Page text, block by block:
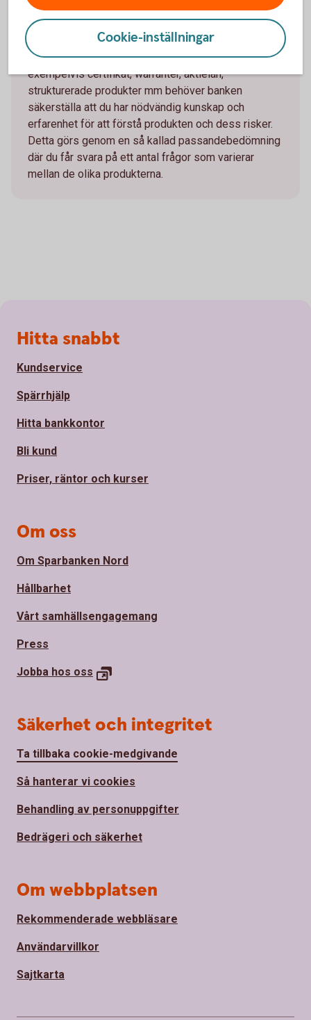
Passandebedömning
Vill du köpa komplicerade produkter som
exempelvis certifikat, warranter, aktielån,
strukturerade produkter mm behöver banken
säkerställa att du har nödvändig kunskap och
erfarenhet för att förstå produkten och dess risker.
Detta görs genom en så kallad passandebedömning
där du får svara på ett antal frågor som varierar
mellan de olika produkterna.
Cookie-inställningar
Sidfot
Hitta snabbt
Kundservice
Spärrhjälp
Hitta bankkontor
Bli kund
Priser, räntor och kurser
Om oss
Om Sparbanken Nord
Hållbarhet
Vårt samhällsengagemang
Press
Jobba hos oss
Säkerhet och integritet
Ta tillbaka cookie-medgivande
Så hanterar vi cookies
Behandling av personuppgifter
Bedrägeri och säkerhet
Om webbplatsen
Rekommenderade webbläsare
Användarvillkor
Sajtkarta